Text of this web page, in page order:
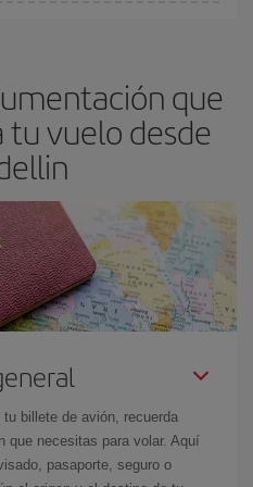
que
tu vuelo desde
billete de avión, recuerda
que necesitas para volar. Aquí
pasaporte, seguro o